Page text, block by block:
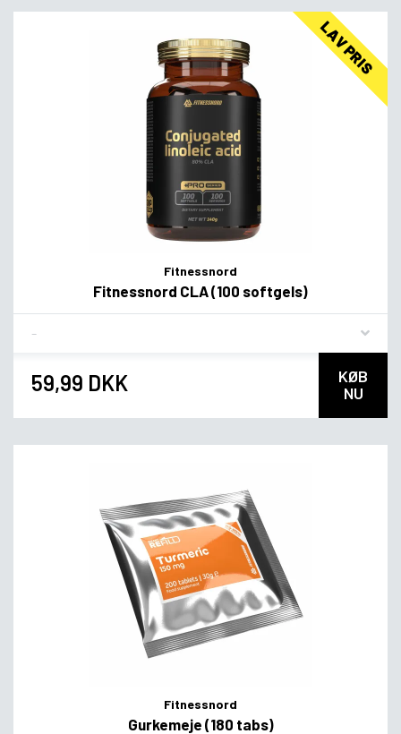
LAV PRIS
Fitnessnord
Fitnessnord CLA (100 softgels)
59,99 DKK
KØB
NU
Fitnessnord
Gurkemeje (180 tabs)